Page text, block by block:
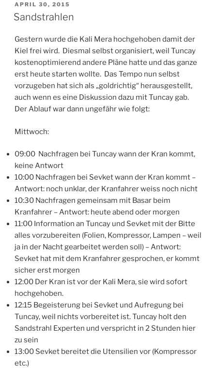
VERÖFFENTLICHT
AM
APRIL 30, 2015
Sandstrahlen
Gestern wurde die Kali Mera hochgehoben damit der
Kiel frei wird. Diesmal selbst organisiert, weil Tuncay
kostenoptimierend andere Pläne hatte und das ganze
erst heute starten wollte. Das Tempo nun selbst
vorzugeben hat sich als „goldrichtig“ herausgestellt,
auch wenn es eine Diskussion dazu mit Tuncay gab.
Der Ablauf war dann ungefähr wie folgt:
Mittwoch:
09:00 Nachfragen bei Tuncay wann der Kran kommt,
keine Antwort
10:00 Nachfragen bei Sevket wann der Kran kommt –
Antwort: noch unklar, der Kranfahrer weiss noch nicht
10:30 Nachfragen gemeinsam mit Basar beim
Kranfahrer – Antwort: heute abend oder morgen
11:00 Information an Tuncay und Sevket mit der Bitte
alles vorzubereiten (Folien, Kompressor, Lampen – weil
ja in der Nacht gearbeitet werden soll) – Antwort:
Sevket hat mit dem Kranfahrer gesprochen, er kommt
sicher erst morgen
12:00 Der Kran ist vor der Kali Mera, sie wird sofort
hochgehoben.
12:15 Begeisterung bei Sevket und Aufregung bei
Tuncay, weil nichts vorbereitet ist. Tuncay holt den
Sandstrahl Experten und verspricht in 2 Stunden hier
zu sein
13:00 Sevket bereitet die Utensilien vor (Kompressor
etc.)